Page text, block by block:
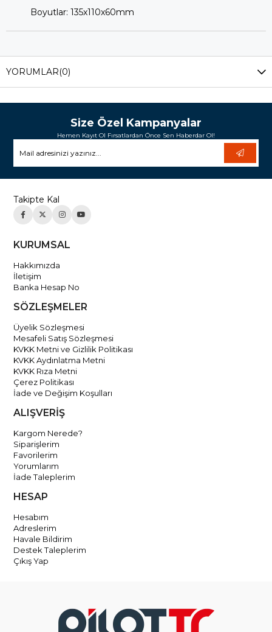
Boyutlar: 135x110x60mm
YORUMLAR(0)
Size Özel Kampanyalar
Hemen Kayıt Ol Fırsatlardan Önce Sen Haberdar Ol!
Takipte Kal
KURUMSAL
Hakkımızda
İletişim
Banka Hesap No
SÖZLEŞMELER
Üyelik Sözleşmesi
Mesafeli Satış Sözleşmesi
KVKK Metni ve Gizlilik Politikası
KVKK Aydınlatma Metni
KVKK Rıza Metni
Çerez Politikası
İade ve Değişim Koşulları
ALIŞVERİŞ
Kargom Nerede?
Siparişlerim
Favorilerim
Yorumlarım
İade Taleplerim
HESAP
Hesabım
Adreslerim
Havale Bildirim
Destek Taleplerim
Çıkış Yap